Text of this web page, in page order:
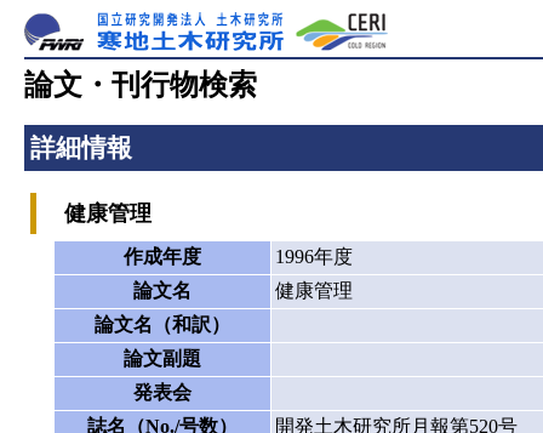
論文・刊行物検索
詳細情報
健康管理
作成年度
1996年度
論文名
健康管理
論文名（和訳）
論文副題
発表会
誌名（No./号数）
開発土木研究所月報第520号